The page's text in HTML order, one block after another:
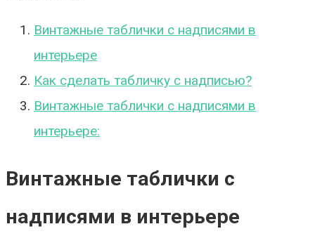
Винтажные таблички с надписями в
интерьере
Как сделать табличку с надписью?
Винтажные таблички с надписями в
интерьере:
Винтажные таблички с
надписями в интерьере